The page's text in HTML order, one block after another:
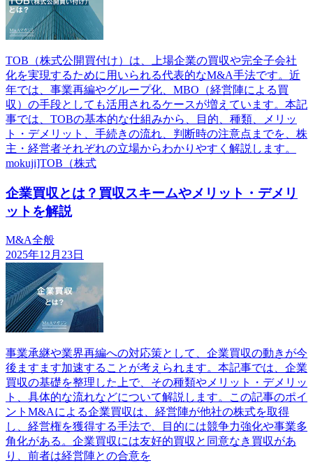
TOB（株式公開買付け）は、上場企業の買収や完全子会社
化を実現するために用いられる代表的なM&A手法です。近
年では、事業再編やグループ化、MBO（経営陣による買
収）の手段としても活用されるケースが増えています。本記
事では、TOBの基本的な仕組みから、目的、種類、メリッ
ト・デメリット、手続きの流れ、判断時の注意点までを、株
主・経営者それぞれの立場からわかりやすく解説します。
mokuji]TOB（株式
企業買収とは？買収スキームやメリット・デメリ
ットを解説
M&A全般
2025年12月23日
事業承継や業界再編への対応策として、企業買収の動きが今
後ますます加速することが考えられます。本記事では、企業
買収の基礎を整理した上で、その種類やメリット・デメリッ
ト、具体的な流れなどについて解説します。この記事のポイ
ントM&Aによる企業買収は、経営陣が他社の株式を取得
し、経営権を獲得する手法で、目的には競争力強化や事業多
角化がある。企業買収には友好的買収と同意なき買収があ
り、前者は経営陣との合意を